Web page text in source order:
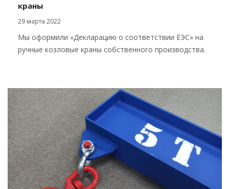
краны
29 марта 2022
Мы оформили «Декларацию о соответствии ЕЭС» на
ручные козловые краны собственного производства.